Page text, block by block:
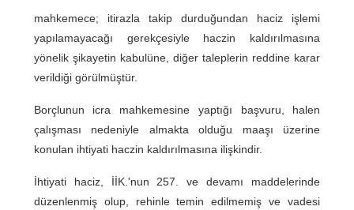
mahkemece; itirazla takip durduğundan haciz işlemi
yapılamayacağı gerekçesiyle haczin kaldırılmasına
yönelik şikayetin kabulüne, diğer taleplerin reddine karar
verildiği görülmüştür.
Borçlunun icra mahkemesine yaptığı başvuru, halen
çalışması nedeniyle almakta olduğu maaşı üzerine
konulan ihtiyati haczin kaldırılmasına ilişkindir.
İhtiyati haciz, İİK.'nun 257. ve devamı maddelerinde
düzenlenmiş olup, rehinle temin edilmemiş ve vadesi